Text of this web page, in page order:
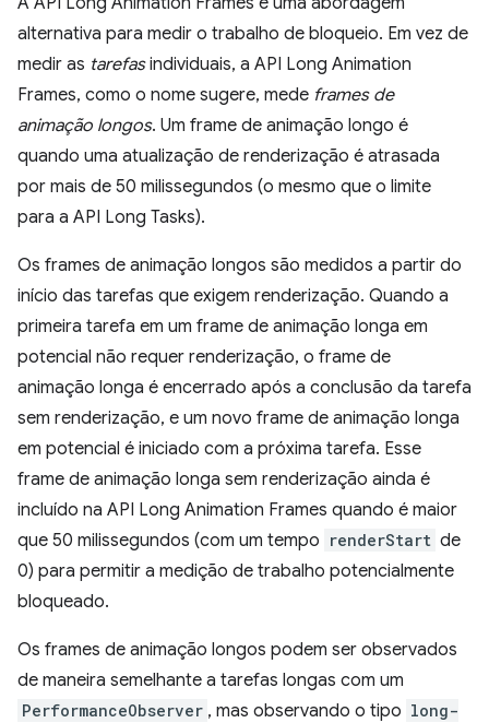
alternativa para medir o trabalho de bloqueio. Em vez de
medir as tarefasindividuais, a API Long Animation
Frames, como o nome sugere, mede frames de
animação longos. Um frame de animação longo é
quando uma atualização de renderização é atrasada
por mais de 50 milissegundos (o mesmo que o limite
para a API Long Tasks).
Os frames de animação longos são medidos a partir do
início das tarefas que exigem renderização. Quando a
primeira tarefa em um frame de animação longa em
potencial não requer renderização, o frame de
animação longa é encerrado após a conclusão da tarefa
sem renderização, e um novo frame de animação longa
em potencial é iniciado com a próxima tarefa. Esse
frame de animação longa sem renderização ainda é
incluído na API Long Animation Frames quando é maior
que 50 milissegundos (com um tempo renderStart de
0) para permitir a medição de trabalho potencialmente
bloqueado.
Os frames de animação longos podem ser observados
de maneira semelhante a tarefas longas com um
PerformanceObserver , mas observando o tipo long-